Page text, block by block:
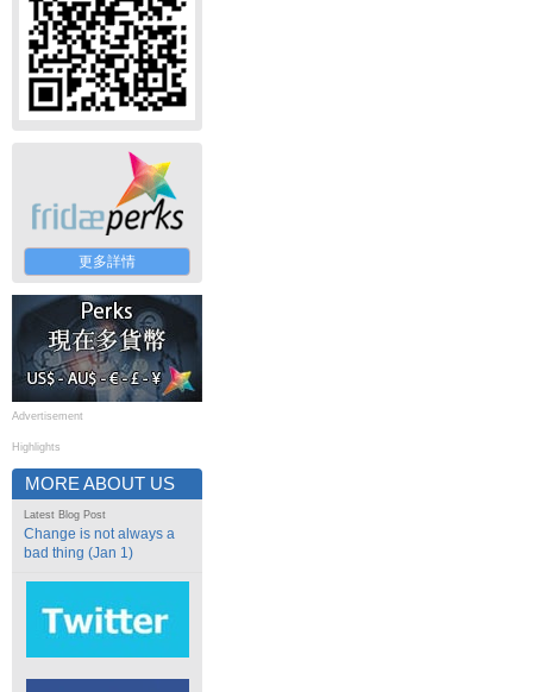
更多詳情
Advertisement
Highlights
MORE ABOUT US
Latest Blog Post
Change is not always a
bad thing (Jan 1)